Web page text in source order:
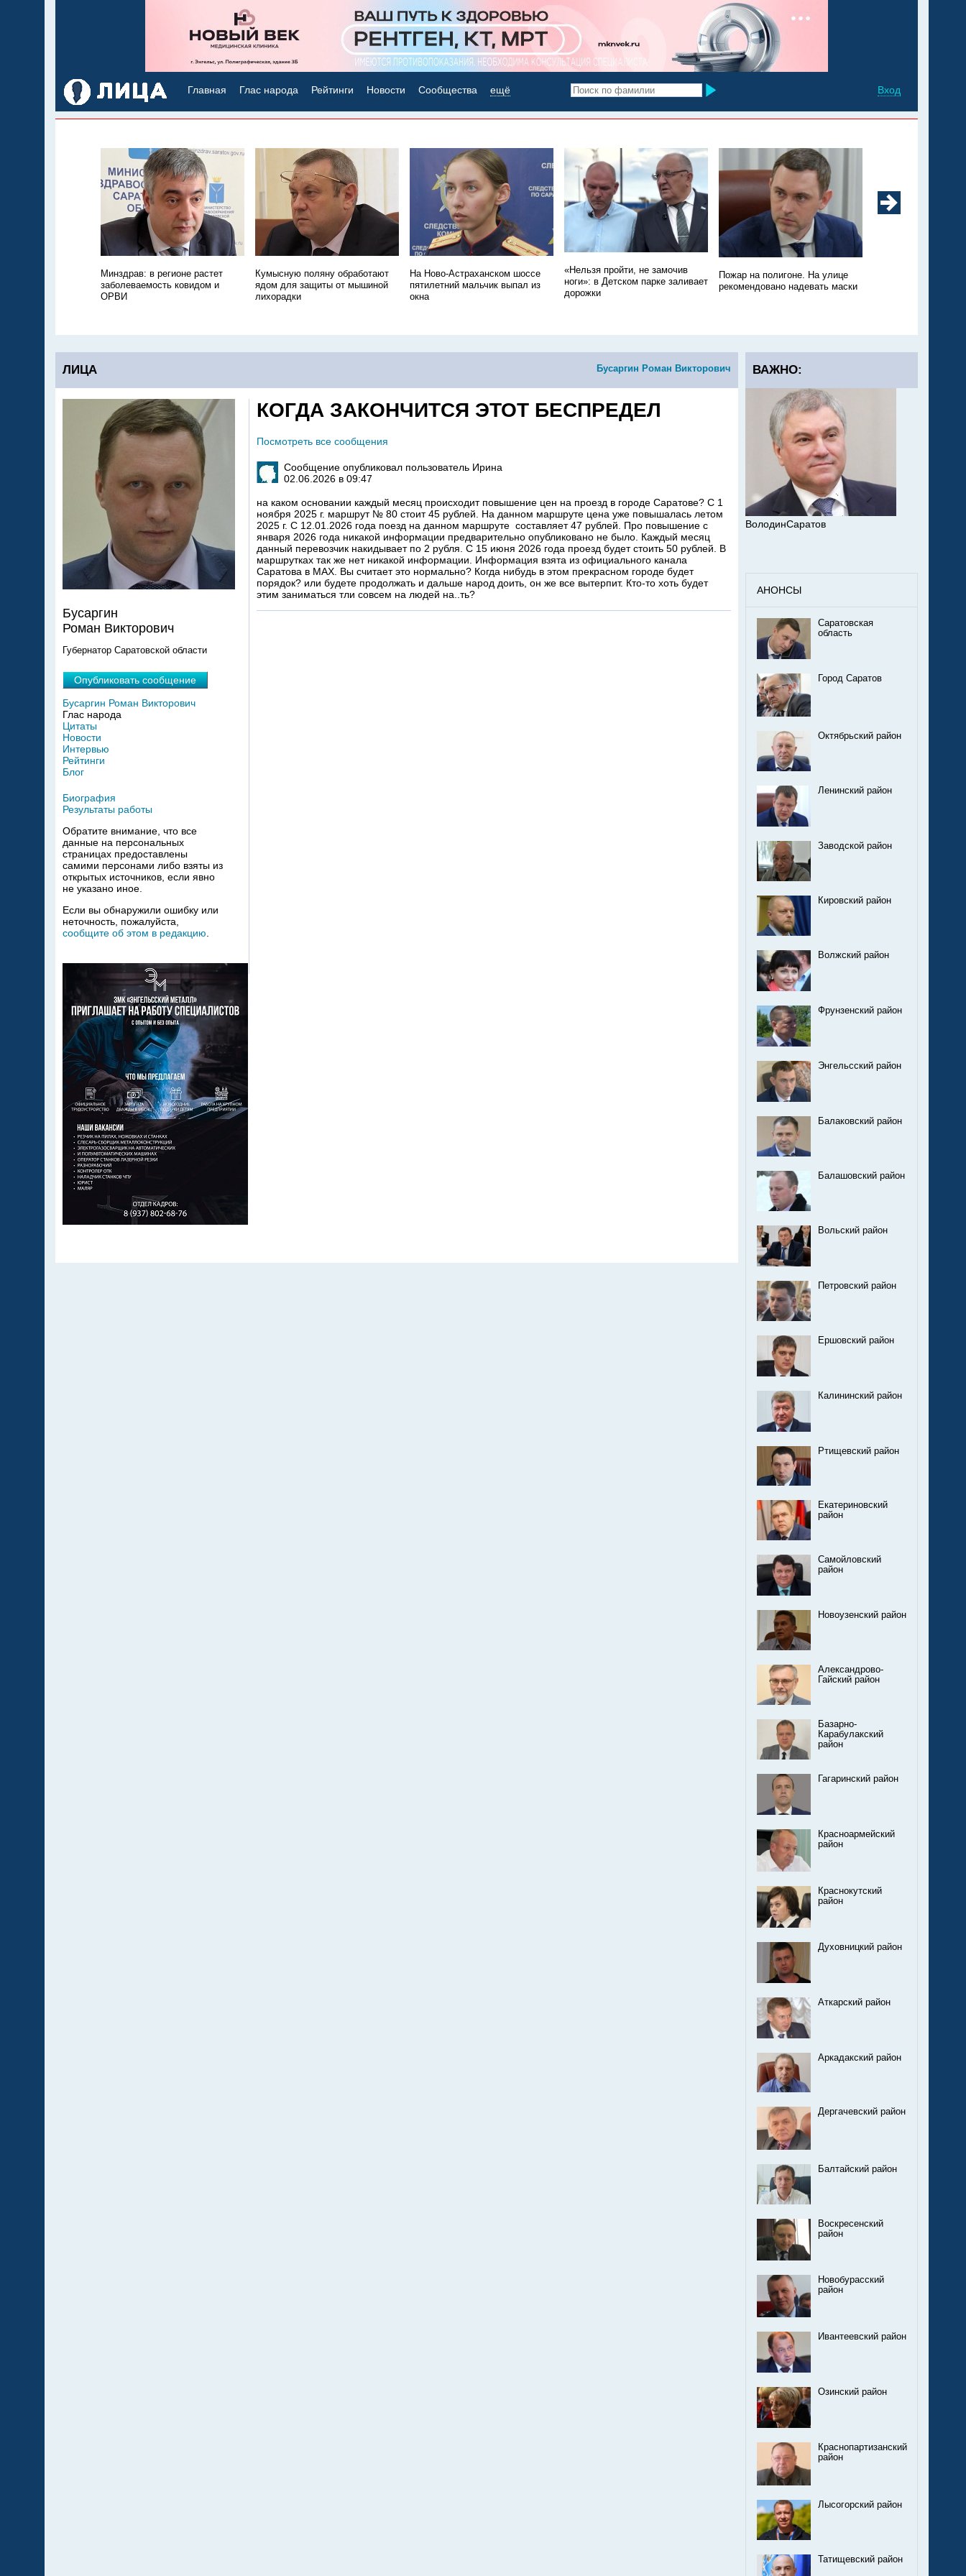
Вход
Главная Глас народа Рейтинги Новости Сообщества ещё
Минздрав: в регионе растет
заболеваемость ковидом и
ОРВИ
Кумысную поляну обработают
ядом для защиты от мышиной
лихорадки
На Ново-Астраханском шоссе
пятилетний мальчик выпал из
окна
«Нельзя пройти, не замочив
ноги»: в Детском парке заливает
дорожки
Пожар на полигоне. На улице
рекомендовано надевать маски
Бусаргин Роман Викторович
ЛИЦА
КОГДА ЗАКОНЧИТСЯ ЭТОТ БЕСПРЕДЕЛ
Посмотреть все сообщения
Сообщение опубликовал пользователь Ирина
02.06.2026 в 09:47
на каком основании каждый месяц происходит повышение цен на проезд в городе Саратове? С 1
ноября 2025 г. маршрут № 80 стоит 45 рублей. На данном маршруте цена уже повышалась летом
2025 г. С 12.01.2026 года поезд на данном маршруте составляет 47 рублей. Про повышение с
января 2026 года никакой информации предварительно опубликовано не было. Каждый месяц
данный перевозчик накидывает по 2 рубля. С 15 июня 2026 года проезд будет стоить 50 рублей. В
маршрутках так же нет никакой информации. Информация взята из официального канала
Саратова в МАХ. Вы считает это нормально? Когда нибудь в этом прекрасном городе будет
порядок? или будете продолжать и дальше народ доить, он же все вытерпит. Кто-то хоть будет
этим заниматься тли совсем на людей на..ть?
Бусаргин
Роман Викторович
Губернатор Саратовской области
Опубликовать сообщение
Бусаргин Роман Викторович
Глас народа
Цитаты
Новости
Интервью
Рейтинги
Блог
Биография
Результаты работы
Обратите внимание, что все
данные на персональных
страницах предоставлены
самими персонами либо взяты из
открытых источников, если явно
не указано иное.
Если вы обнаружили ошибку или
неточность, пожалуйста,
сообщите об этом в редакцию
ВАЖНО:
ВолодинСаратов
АНОНСЫ
Саратовская
область
Город Саратов
Октябрьский район
Ленинский район
Заводской район
Кировский район
Волжский район
Фрунзенский район
Энгельсский район
Балаковский район
Балашовский район
Вольский район
Петровский район
Ершовский район
Калининский район
Ртищевский район
Екатериновский
район
Самойловский
район
Новоузенский район
Александрово-
Гайский район
Базарно-
Карабулакский
район
Гагаринский район
Красноармейский
район
Краснокутский
район
Духовницкий район
Аткарский район
Аркадакский район
Дергачевский район
Балтайский район
Воскресенский
район
Новобурасский
район
Ивантеевский район
Озинский район
Краснопартизанский
район
Лысогорский район
Татищевский район